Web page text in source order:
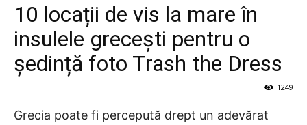
10 locații de vis la mare în
insulele grecești pentru o
ședință foto Trash the Dress
1249
Grecia poate fi percepută drept un adevărat